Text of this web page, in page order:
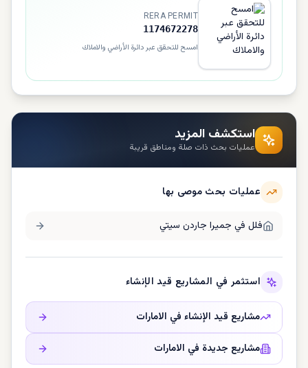
RERA PERMIT
1174672278
امسح للتحقق عبر دائرة الأراضي والاملاك
استكشف المزيد
عمليات بحث ذات صلة ومناطق قريبة
عمليات بحث موصى بها
فلل في جميرا جاردن سيتي
استثمر في المشاريع قيد الإنشاء
مشاريع قيد الإنشاء في الامارات
مشاريع جديدة في الامارات